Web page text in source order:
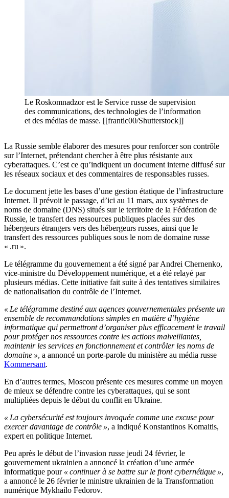
Le Roskomnadzor est le Service russe de supervision
des communications, des technologies de l’information
et des médias de masse. [[frantic00/Shutterstock]]
La Russie semble élaborer des mesures pour renforcer son contrôle
sur l’Internet, prétendant chercher à être plus résistante aux
cyberattaques. C’est ce qu’indiquent un document interne diffusé sur
les réseaux sociaux et des commentaires de responsables russes.
Le document jette les bases d’une gestion étatique de l’infrastructure
Internet. Il prévoit le passage, d’ici au 11 mars, aux systèmes de
noms de domaine (DNS) situés sur le territoire de la Fédération de
Russie, le transfert des ressources publiques placées sur des
hébergeurs étrangers vers des hébergeurs russes, ainsi que le
transfert des ressources publiques sous le nom de domaine russe
« .ru ».
Le télégramme du gouvernement a été signé par Andrei Chernenko,
vice-ministre du Développement numérique, et a été relayé par
plusieurs médias. Cette initiative fait suite à des tentatives similaires
de nationalisation du contrôle de l’Internet.
« Le télégramme destiné aux agences gouvernementales présente un
ensemble de recommandations simples en matière d’hygiène
informatique qui permettront d’organiser plus efficacement le travail
pour protéger nos ressources contre les actions malveillantes,
maintenir les services en fonctionnement et contrôler les noms de
domaine », a annoncé un porte-parole du ministère au média russe
Kommersant.
En d’autres termes, Moscou présente ces mesures comme un moyen
de mieux se défendre contre les cyberattaques, qui se sont
multipliées depuis le début du conflit en Ukraine.
« La cybersécurité est toujours invoquée comme une excuse pour
exercer davantage de contrôle », a indiqué Konstantinos Komaitis,
expert en politique Internet.
Peu après le début de l’invasion russe jeudi 24 février, le
gouvernement ukrainien a annoncé la création d’une armée
informatique pour « continuer à se battre sur le front cybernétique »,
a annoncé le 26 février le ministre ukrainien de la Transformation
numérique Mykhailo Fedorov.